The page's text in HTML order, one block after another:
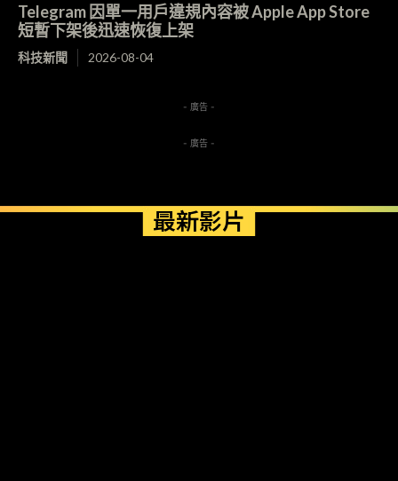
Telegram 因單一用戶違規內容被 Apple App Store
短暫下架後迅速恢復上架
科技新聞 2026-08-04
- 廣告 -
- 廣告 -
最新影片